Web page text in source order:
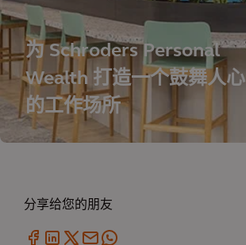
为 Schroders Personal
Wealth 打造一个鼓舞人心
的工作场所
分享给您的朋友